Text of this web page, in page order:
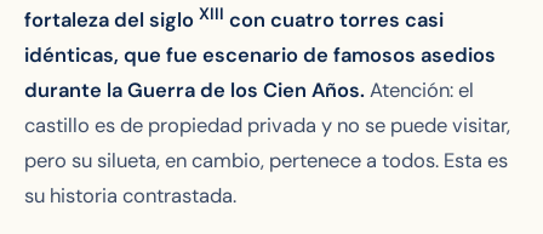
fortaleza del siglo XIII con cuatro torres casi
idénticas, que fue escenario de famosos asedios
durante la Guerra de los Cien Años. Atención: el
castillo es de propiedad privada y no se puede visitar,
pero su silueta, en cambio, pertenece a todos. Esta es
su historia contrastada.